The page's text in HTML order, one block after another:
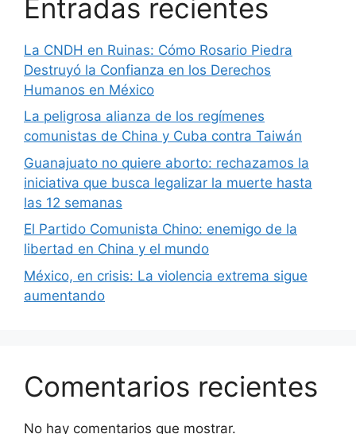
Entradas recientes
La CNDH en Ruinas: Cómo Rosario Piedra
Destruyó la Confianza en los Derechos
Humanos en México
La peligrosa alianza de los regímenes
comunistas de China y Cuba contra Taiwán
Guanajuato no quiere aborto: rechazamos la
iniciativa que busca legalizar la muerte hasta
las 12 semanas
El Partido Comunista Chino: enemigo de la
libertad en China y el mundo
México, en crisis: La violencia extrema sigue
aumentando
Comentarios recientes
No hay comentarios que mostrar.